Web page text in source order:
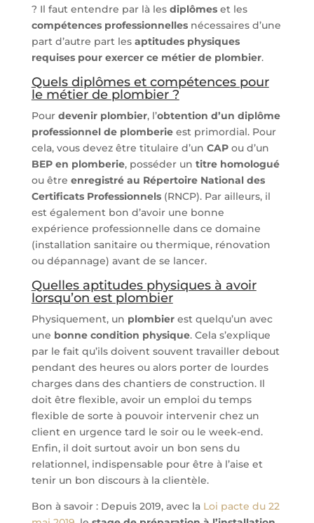
? Il faut entendre par là les diplômeset les
compétences professionnellesnécessaires d’une
part d’autre part les aptitudes physiques
requises pour exercer ce métier de plombier.
Quels diplômes et compétences pour
le métier de plombier ?
Pour devenir plombier, l’obtention d’un diplôme
professionnel de plomberieest primordial. Pour
cela, vous devez être titulaire d’un CAPou d’un
BEP en plomberie, posséder un titre homologué
ou être enregistré au Répertoire National des
Certificats Professionnels(RNCP). Par ailleurs, il
est également bon d’avoir une bonne
expérience professionnelle dans ce domaine
(installation sanitaire ou thermique, rénovation
ou dépannage) avant de se lancer.
Quelles aptitudes physiques à avoir
lorsqu’on est plombier
Physiquement, un plombierest quelqu’un avec
une bonne condition physique. Cela s’explique
par le fait qu’ils doivent souvent travailler debout
pendant des heures ou alors porter de lourdes
charges dans des chantiers de construction. Il
doit être flexible, avoir un emploi du temps
flexible de sorte à pouvoir intervenir chez un
client en urgence tard le soir ou le week-end.
Enfin, il doit surtout avoir un bon sens du
relationnel, indispensable pour être à l’aise et
tenir un bon discours à la clientèle.
Bon à savoir : Depuis 2019, avec la Loi pacte du 22